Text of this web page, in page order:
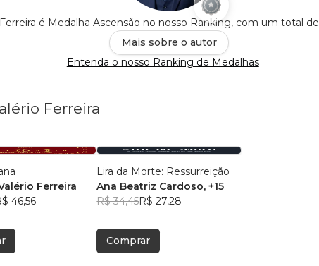
é Medalha Ascensão no nosso Ranking, com um total de
Mais sobre o autor
Entenda o nosso Ranking de Medalhas
Ferreira
Ferreira
46,56
Lira da Morte: Ressurreição
Ana Beatriz Cardoso, +15
R$ 34,45R$ 27,28
Comprar